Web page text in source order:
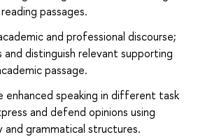
passages.
and professional discourse;
distinguish relevant supporting
passage.
enhanced speaking in different task
and defend opinions using
and grammatical structures.